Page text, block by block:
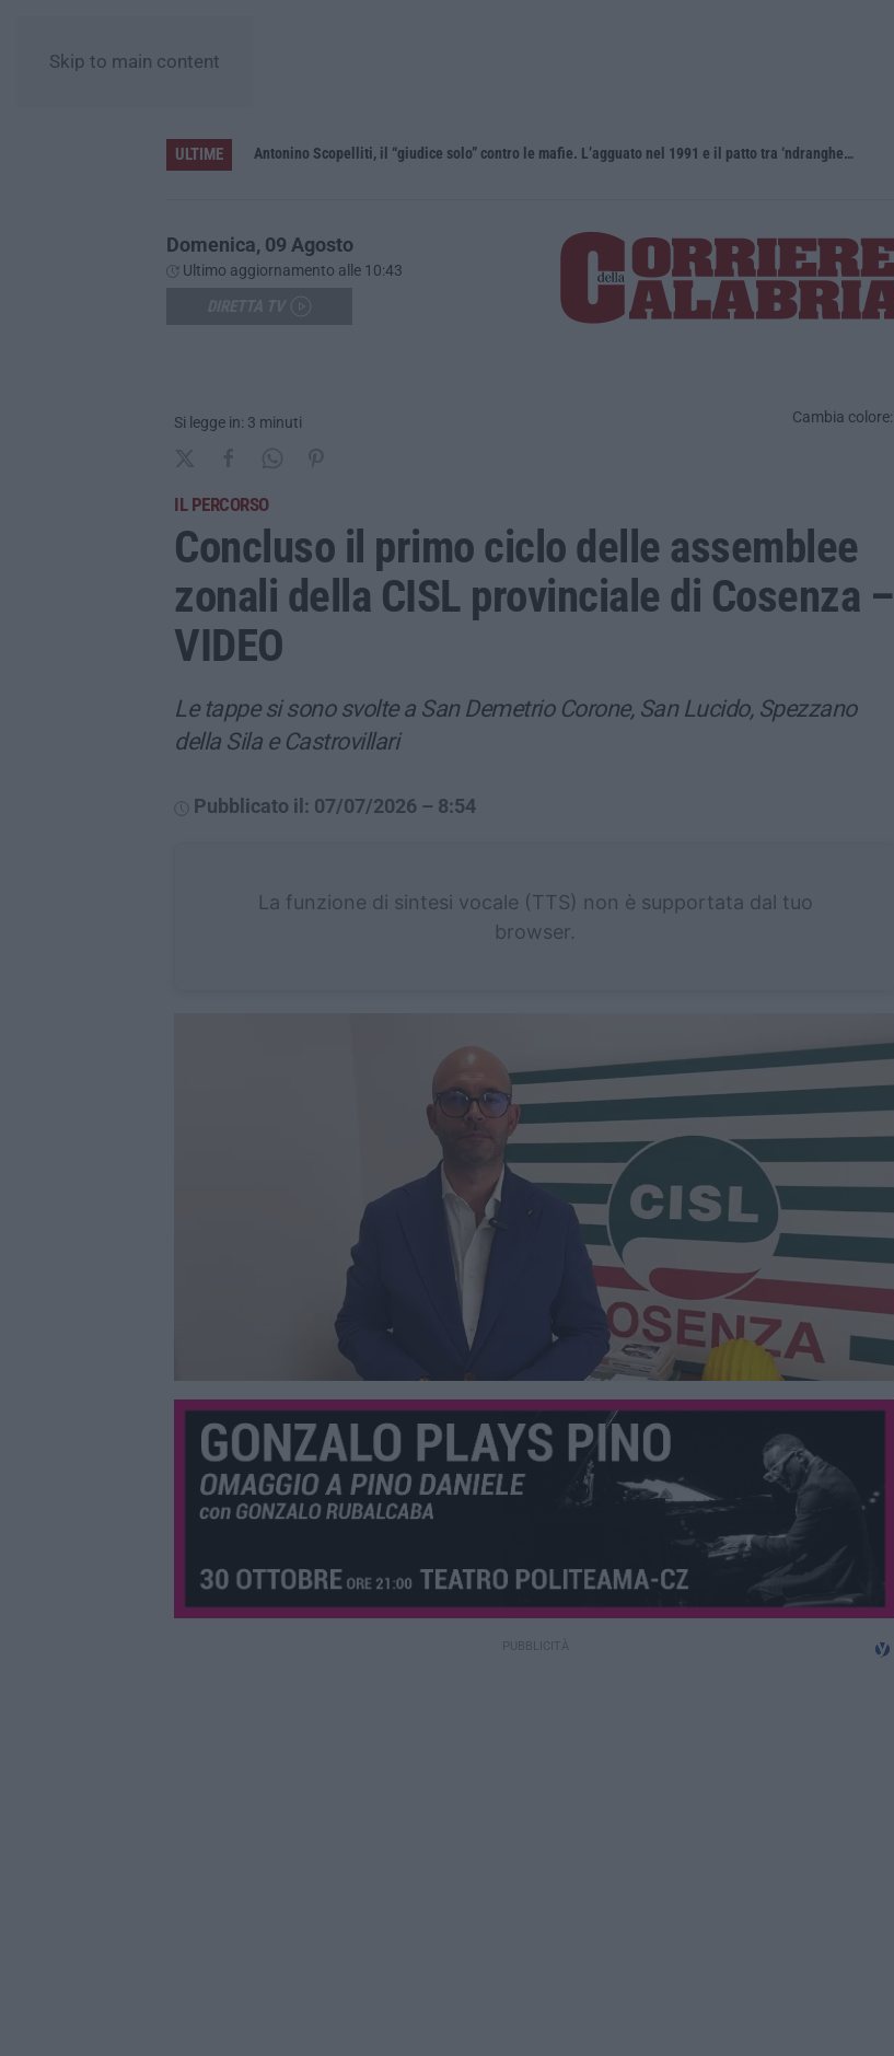
Skip to main content
ULTIME Antonino Scopelliti, il “giudice solo” contro le mafie. L’agguato nel 1991 e il patto tra ‘ndrangheta e Cosa nostra
Domenica, 09 Agosto
Ultimo aggiornamento alle 10:43
Si legge in: 3 minuti Cambia colore:
IL PERCORSO
Concluso il primo ciclo delle assemblee
zonali della CISL provinciale di Cosenza –
VIDEO
Le tappe si sono svolte a San Demetrio Corone, San Lucido, Spezzano
della Sila e Castrovillari
Pubblicato il: 07/07/2026 – 8:54
La funzione di sintesi vocale (TTS) non è supportata dal tuo
browser.